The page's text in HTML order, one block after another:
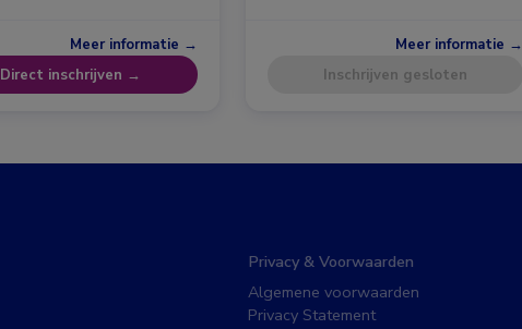
Meer informatie →
Direct inschrijven →
Meer informatie →
Inschrijven gesloten
Privacy & Voorwaarden
Algemene voorwaarden
Privacy Statement